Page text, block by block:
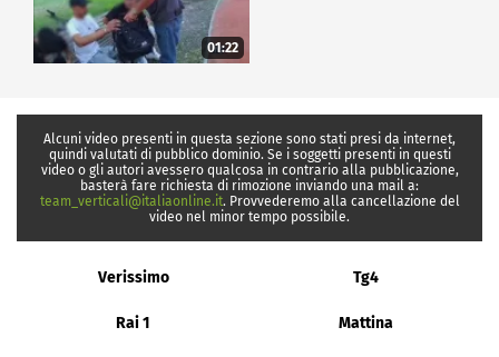
01:22
Alcuni video presenti in questa sezione sono stati presi da internet,
quindi valutati di pubblico dominio. Se i soggetti presenti in questi
video o gli autori avessero qualcosa in contrario alla pubblicazione,
basterà fare richiesta di rimozione inviando una mail a:
team_verticali@italiaonline.it. Provvederemo alla cancellazione del
video nel minor tempo possibile.
Verissimo Tg4
Rai 1 Mattina